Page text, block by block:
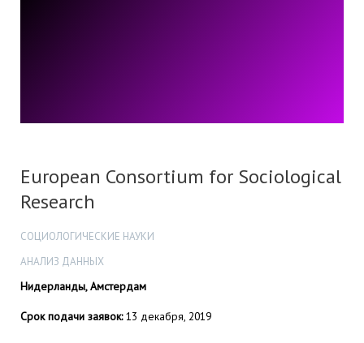
European Consortium for Sociological
Research
СОЦИОЛОГИЧЕСКИЕ НАУКИ
АНАЛИЗ ДАННЫХ
Нидерланды, Амстердам
Срок подачи заявок:13 декабря, 2019